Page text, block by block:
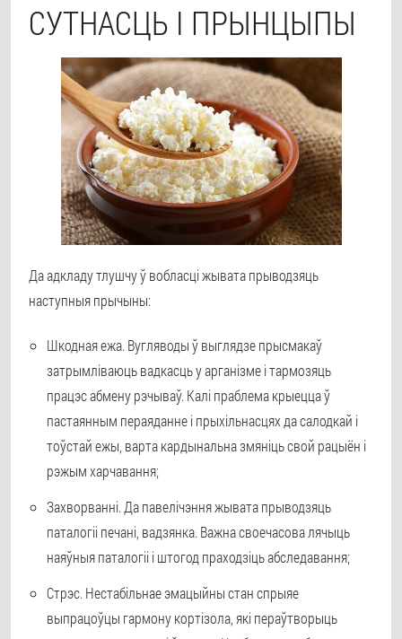
СУТНАСЦЬ І ПРЫНЦЫПЫ
Да адкладу тлушчу ў вобласці жывата прыводзяць
наступныя прычыны:
Шкодная ежа. Вугляводы ў выглядзе прысмакаў
затрымліваюць вадкасць у арганізме і тармозяць
працэс абмену рэчываў. Калі праблема крыецца ў
пастаянным пераяданне і прыхільнасцях да салодкай і
тоўстай ежы, варта кардынальна змяніць свой рацыён і
рэжым харчавання;
Захворванні. Да павелічэння жывата прыводзяць
паталогіі печані, вадзянка. Важна своечасова лячыць
наяўныя паталогіі і штогод праходзіць абследавання;
Стрэс. Нестабільнае эмацыйны стан спрыяе
выпрацоўцы гармону кортізола, які пераўтворыць